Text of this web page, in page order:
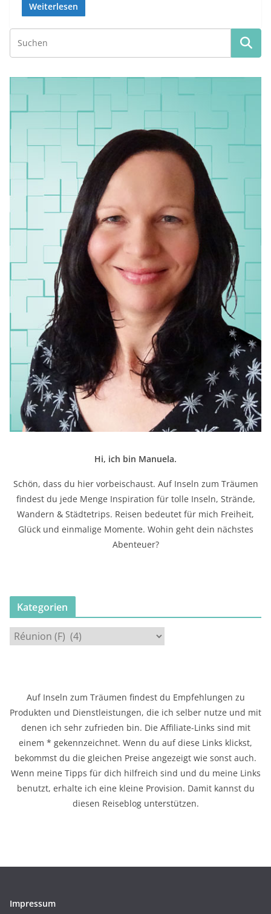
Weiterlesen
Hi, ich bin Manuela.
Schön, dass du hier vorbeischaust. Auf Inseln zum Träumen
findest du jede Menge Inspiration für tolle Inseln, Strände,
Wandern & Städtetrips. Reisen bedeutet für mich Freiheit,
Glück und einmalige Momente. Wohin geht dein nächstes
Abenteuer?
Kategorien
K
a
o
n
Auf Inseln zum Träumen findest du Empfehlungen zu
Produkten und Dienstleistungen, die ich selber nutze und mit
denen ich sehr zufrieden bin. Die Affiliate-Links sind mit
einem * gekennzeichnet. Wenn du auf diese Links klickst,
bekommst du die gleichen Preise angezeigt wie sonst auch.
Wenn meine Tipps für dich hilfreich sind und du meine Links
benutzt, erhalte ich eine kleine Provision. Damit kannst du
diesen Reiseblog unterstützen.
Impressum